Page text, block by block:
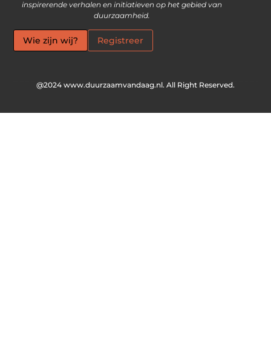
inspirerende verhalen en initiatieven op het gebied van
duurzaamheid.
Wie zijn wij? Registreer
@2024 www.duurzaamvandaag.nl. All Right Reserved.